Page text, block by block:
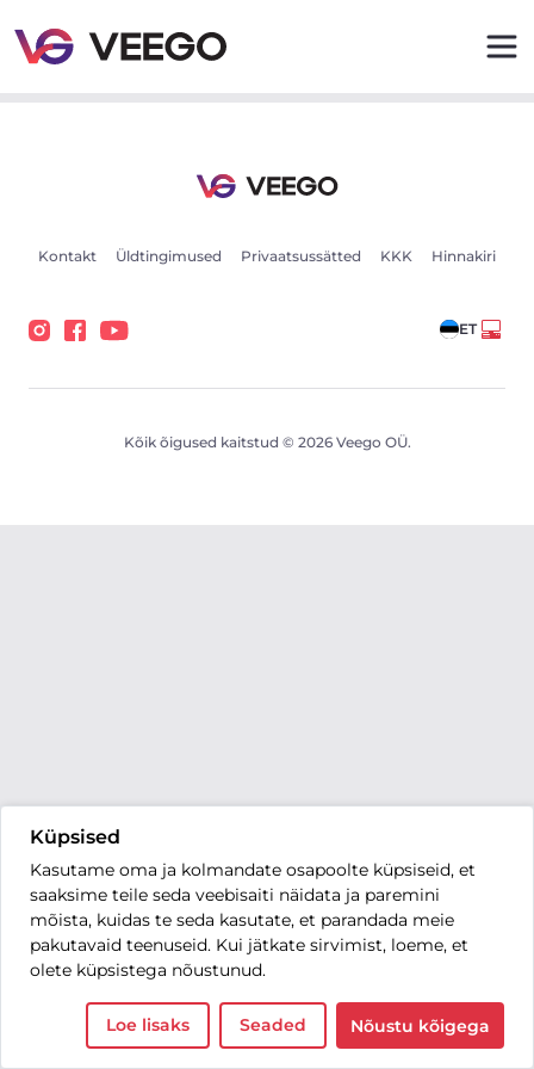
Küpsised
Kasutame oma ja kolmandate osapoolte küpsiseid, et
saaksime teile seda veebisaiti näidata ja paremini
mõista, kuidas te seda kasutate, et parandada meie
pakutavaid teenuseid. Kui jätkate sirvimist, loeme, et
olete küpsistega nõustunud.
Loe lisaks Seaded Nõustu kõigega
Kontakt Üldtingimused Privaatsussätted KKK Hinnakiri
ET
Kõik õigused kaitstud © 2026 Veego OÜ.